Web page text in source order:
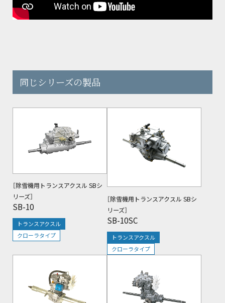
同じシリーズの製品
［除雪機用トランスアクスル SBシ
リーズ］
SB-10
トランスアクスル
クローラタイプ
［除雪機用トランスアクスル SBシ
リーズ］
SB-10SC
トランスアクスル
クローラタイプ